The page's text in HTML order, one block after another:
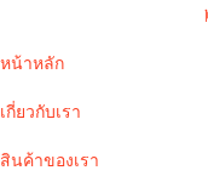
หน้าหลัก
เกี่ยวกับเรา
สินค้าของเรา